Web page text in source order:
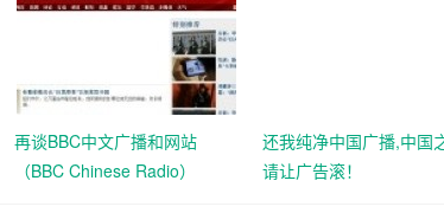
再谈BBC中文广播和网站
（BBC Chinese Radio）
还我纯净中国广播,中国
请让广告滚！